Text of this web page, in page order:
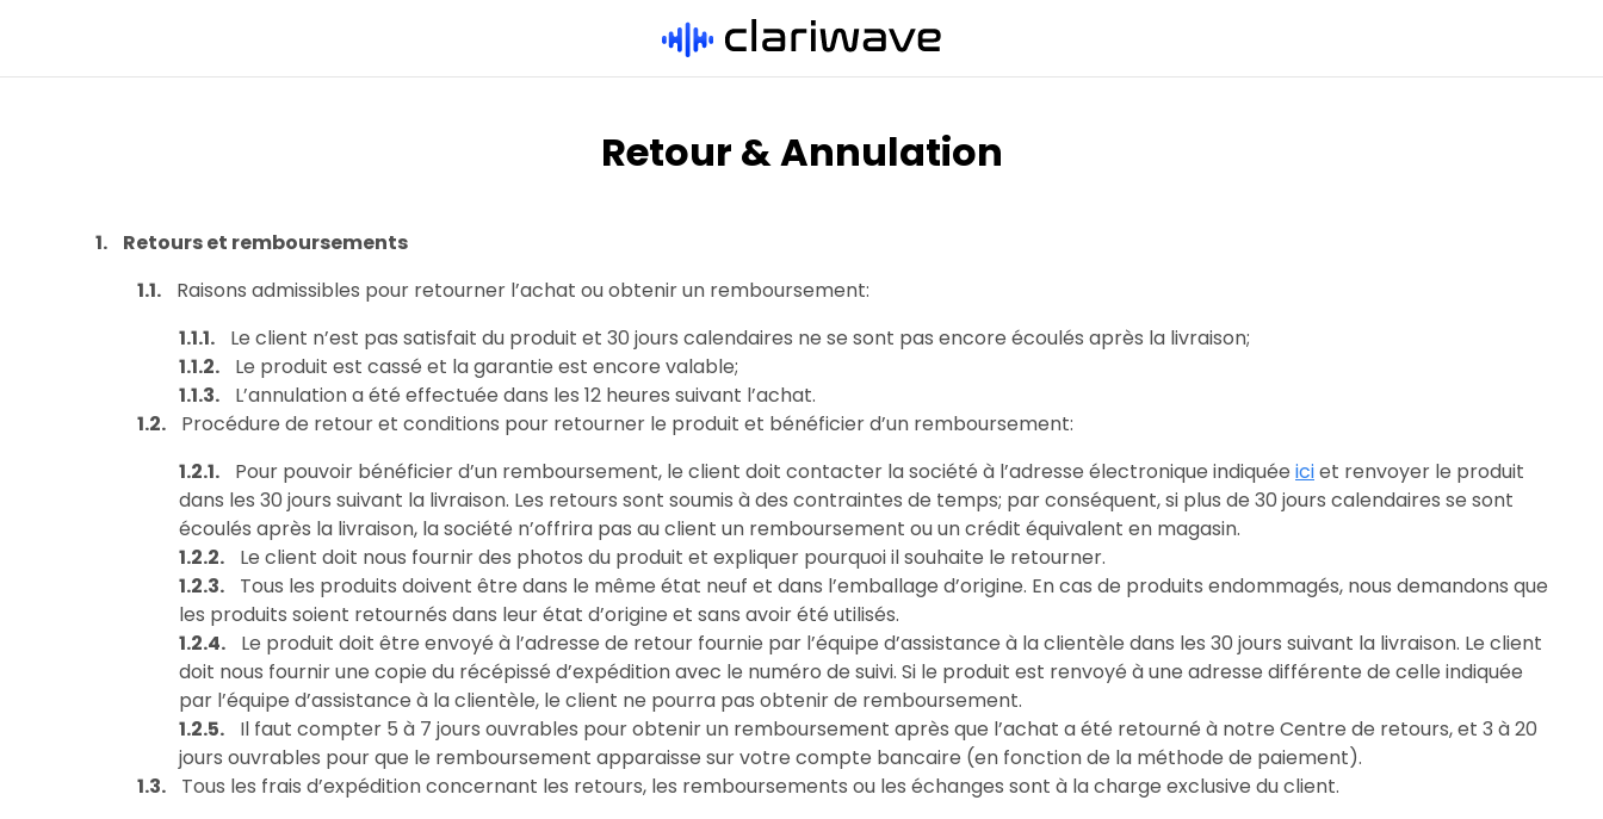
Retour & Annulation
Retours et remboursements
Raisons admissibles pour retourner l’achat ou obtenir un remboursement:
Le client n’est pas satisfait du produit et 30 jours calendaires ne se sont pas encore écoulés après la livraison;
Le produit est cassé et la garantie est encore valable;
L’annulation a été effectuée dans les 12 heures suivant l’achat.
Procédure de retour et conditions pour retourner le produit et bénéficier d’un remboursement:
Pour pouvoir bénéficier d’un remboursement, le client doit contacter la société à l’adresse électronique indiquée iciet renvoyer le produit
dans les 30 jours suivant la livraison. Les retours sont soumis à des contraintes de temps; par conséquent, si plus de 30 jours calendaires se sont
écoulés après la livraison, la société n’offrira pas au client un remboursement ou un crédit équivalent en magasin.
Le client doit nous fournir des photos du produit et expliquer pourquoi il souhaite le retourner.
Tous les produits doivent être dans le même état neuf et dans l’emballage d’origine. En cas de produits endommagés, nous demandons que
les produits soient retournés dans leur état d’origine et sans avoir été utilisés.
Le produit doit être envoyé à l’adresse de retour fournie par l’équipe d’assistance à la clientèle dans les 30 jours suivant la livraison. Le client
doit nous fournir une copie du récépissé d’expédition avec le numéro de suivi. Si le produit est renvoyé à une adresse différente de celle indiquée
par l’équipe d’assistance à la clientèle, le client ne pourra pas obtenir de remboursement.
Il faut compter 5 à 7 jours ouvrables pour obtenir un remboursement après que l’achat a été retourné à notre Centre de retours, et 3 à 20
jours ouvrables pour que le remboursement apparaisse sur votre compte bancaire (en fonction de la méthode de paiement).
Tous les frais d’expédition concernant les retours, les remboursements ou les échanges sont à la charge exclusive du client.